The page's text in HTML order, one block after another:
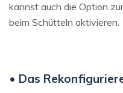
kannst auch die Option
beim Schütteln aktivieren.
• Das